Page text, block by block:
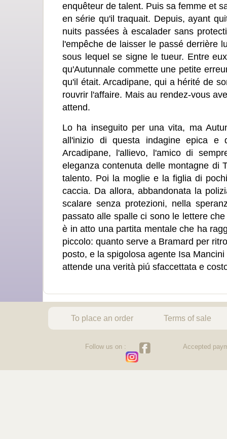
enquêteur de talent. Puis sa femme et
en série qu'il traquait. Depuis, ayant
nuits passées à escalader sans
l'empêche de laisser le passé derrière
sous lequel se signe le tueur. Entre
qu'Autunnale commette une petite
qu'il était. Arcadipane, qui a hérité de
rouvrir l'affaire. Mais au rendez-vous
attend.
Lo ha inseguito per una vita, ma
all'inizio di questa indagine epica e
Arcadipane, l'allievo, l'amico di
eleganza contenuta delle montagne di
talento. Poi la moglie e la figlia di
caccia. Da allora, abbandonata la
scalare senza protezioni, nella
passato alle spalle ci sono le lettere
è in atto una partita mentale che ha
piccolo: quanto serve a Bramard per
posto, e la spigolosa agente Isa
attende una verità piú sfaccettata e
To place an order Terms of sale
Follow us on : Accepted